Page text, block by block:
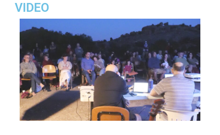
VIDEO